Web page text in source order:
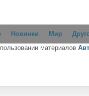
Новинки Мир
материалов